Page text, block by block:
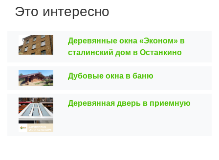
Это интересно
Деревянные окна «Эконом» в
сталинский дом в Останкино
Дубовые окна в баню
Деревянная дверь в приемную